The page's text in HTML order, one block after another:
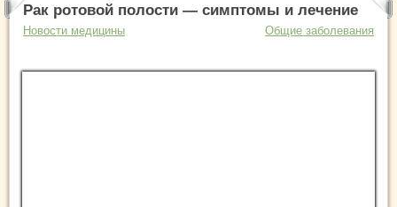
Рак ротовой полости — симптомы и лечение
Новости медицины Общие заболевания